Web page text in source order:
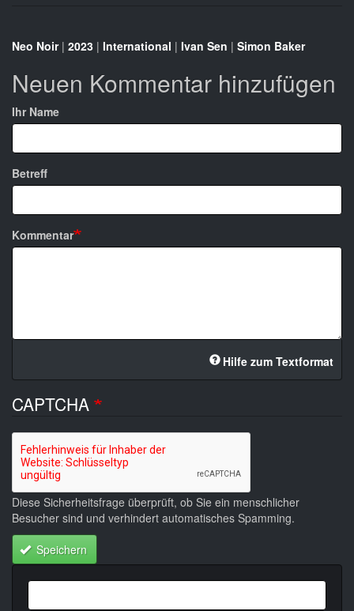
Neo Noir| 2023 | International | Ivan Sen | Simon Baker
Neuen Kommentar hinzufügen
Ihr Name
Betreff
Kommentar
Hilfe zum Textformat
CAPTCHA
Diese Sicherheitsfrage überprüft, ob Sie ein menschlicher
Besucher sind und verhindert automatisches Spamming.
Speichern